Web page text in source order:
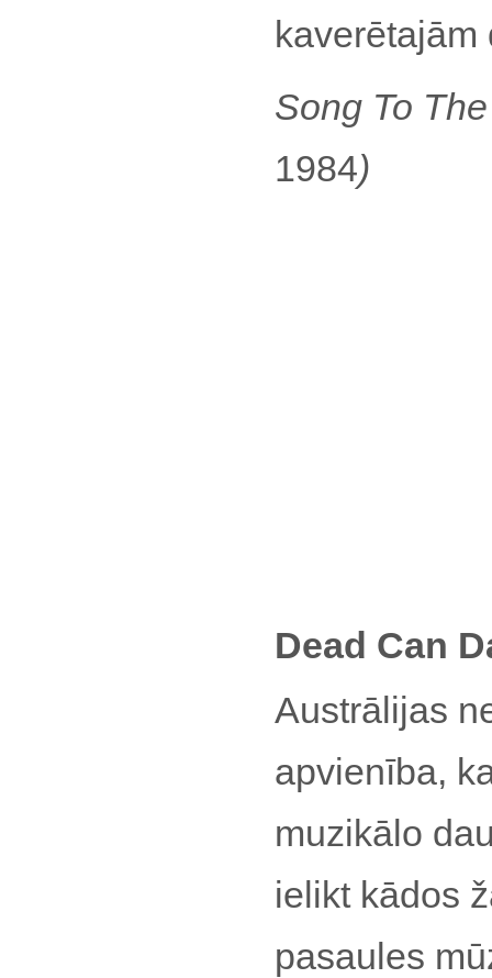
kaverētajām
Song To
1984)
Dead Can
Austrālijas
apvienība,
muzikālo
ielikt kādos
pasaules